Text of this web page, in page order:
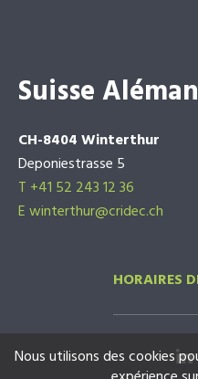
Suisse
CH-8404 Winterthur
Deponiestrasse 5
T +41 52 243 12 36
E winterthur@cridec.ch
HORAIRES
Nous utilisons des cookies